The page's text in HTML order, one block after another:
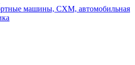
машины, СХМ, автомобильная